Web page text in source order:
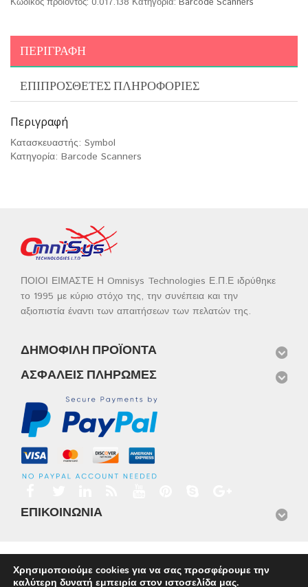
Κωδικός προϊόντος: 0.017.138 Κατηγορία: Barcode Scanners
ΠΕΡΙΓΡΑΦΉ
ΕΠΙΠΡΌΣΘΕΤΕΣ ΠΛΗΡΟΦΟΡΊΕΣ
Περιγραφή
Κατασκευαστής: Symbol
Κατηγορία: Barcode Scanners
ΠΟΙΟΙ ΕΙΜΑΣΤΕ Η Omnisys Technologies Ε.Π.Ε ιδρύθηκε
το 1995 με κύριο στόχο της, την συνέπεια και την
αξιοπιστία έναντι των απαιτήσεων των πελατών της.
ΔΗΜΟΦΙΛΉ ΠΡΟΪΌΝΤΑ
ΑΣΦΑΛΕΊΣ ΠΛΗΡΩΜΈΣ
ΕΠΙΚΟΙΝΩΝΊΑ
Προϊόντα
Φωτογραφίες
Service
Εταιρικό Προφίλ
Επικοινωνία
Χρησιμοποιούμε cookies για να σας προσφέρουμε την
καλύτερη δυνατή εμπειρία στον ιστοσελίδα μας.